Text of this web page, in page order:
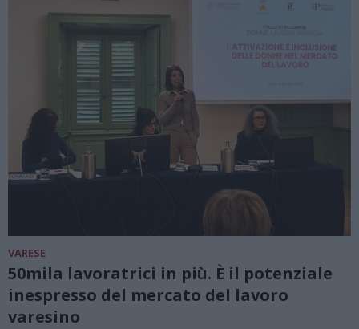
VARESE
50mila lavoratrici in più. È il potenziale
inespresso del mercato del lavoro
varesino